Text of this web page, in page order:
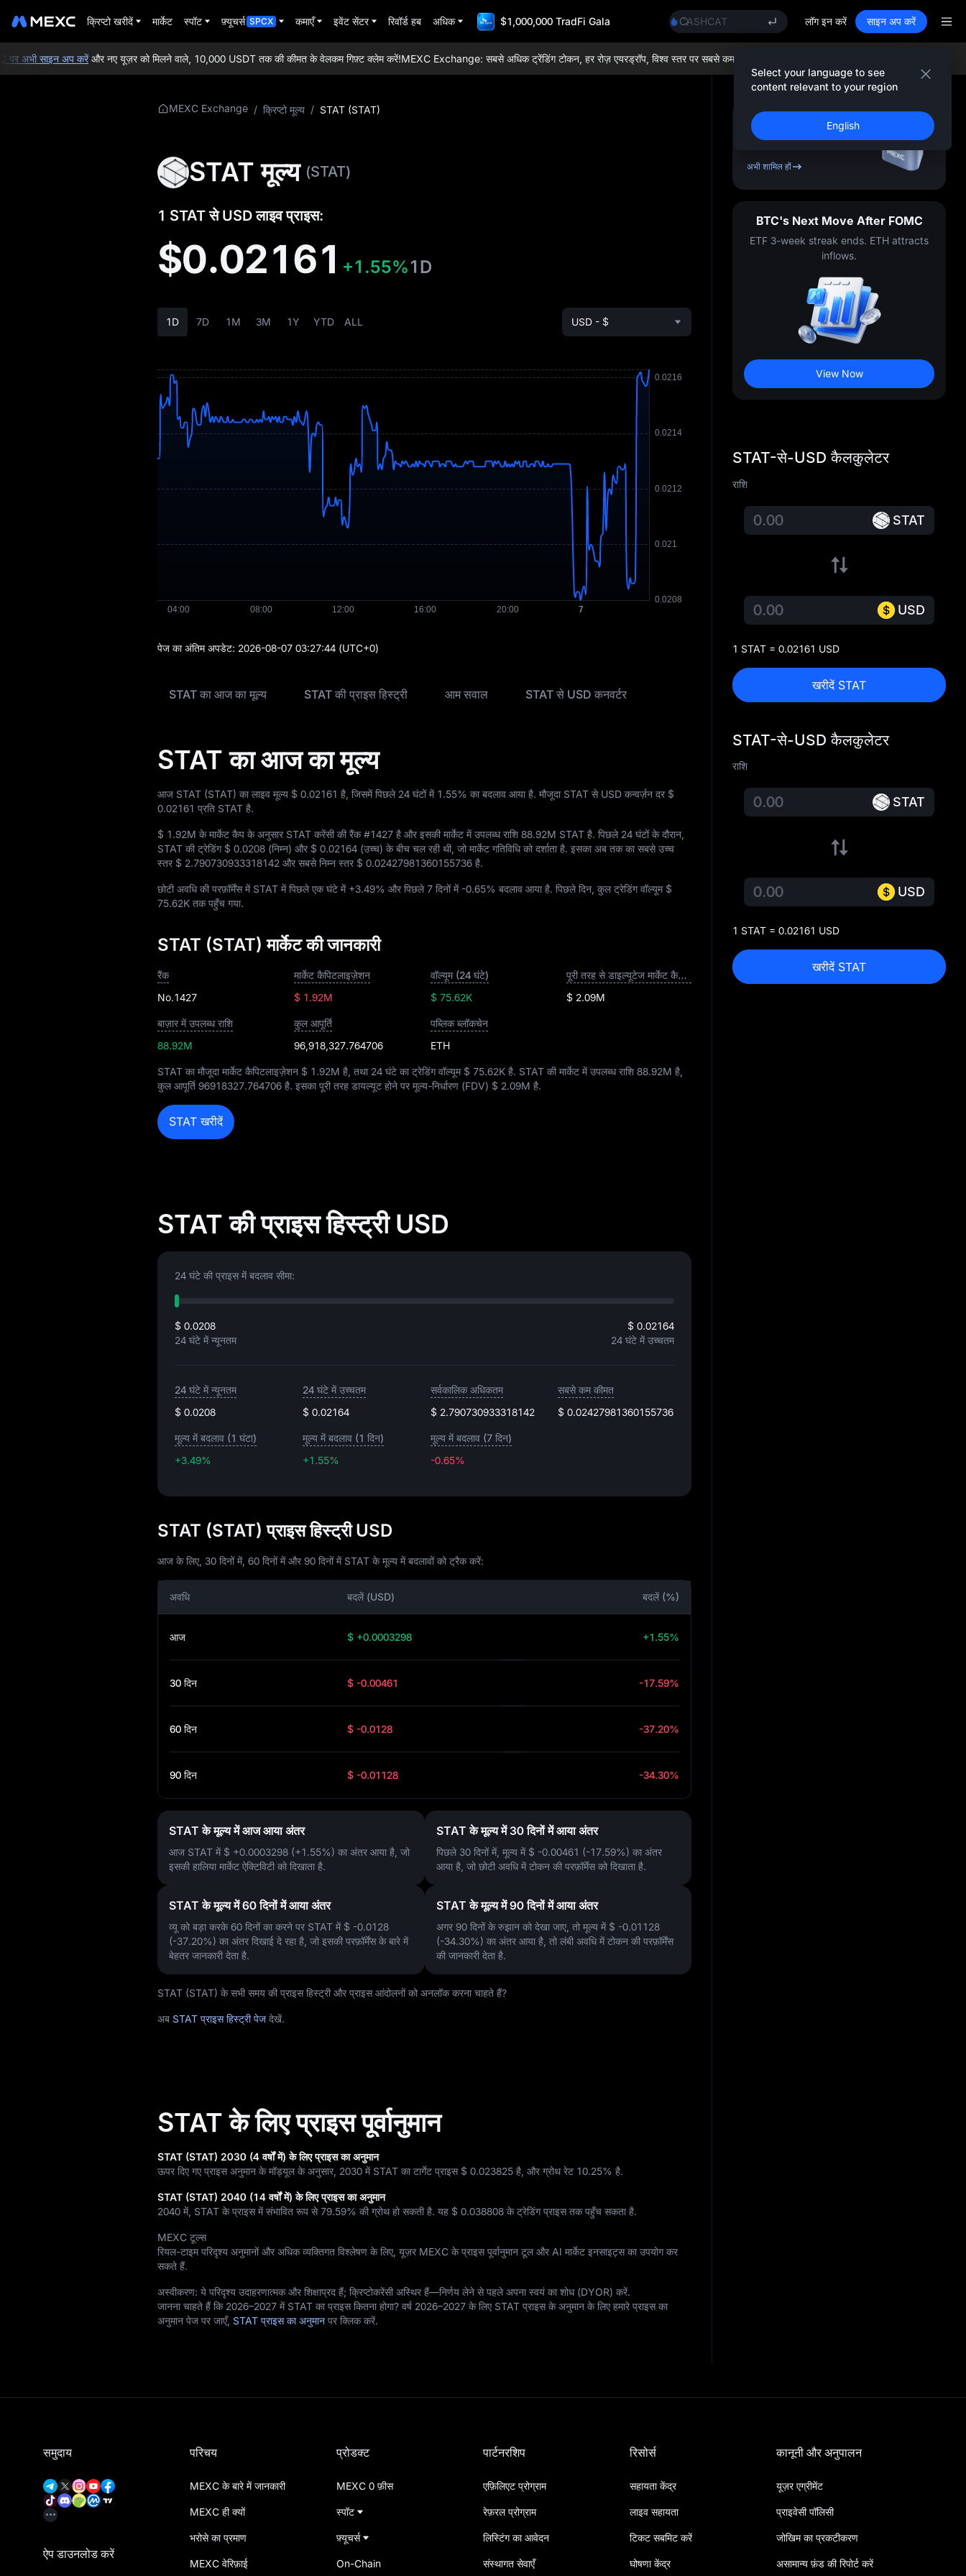
क्रिप्टो खरीदें मार्केट स्पॉट फ़्यूचर्स SPCX कमाएँ इवेंट सेंटर रिवॉर्ड हब अधिक $1,000,000 TradFi Gala
CASHCAT
HFT
UNITREE
Unitree Future Now Live
Unitree Future Now Live
लॉग इन करें साइन अप करें
Select your language to see
content relevant to your region
English
अभी साइन अप करेंऔर नए यूज़र को मिलने वाले, 10,000 USDT तक की कीमत के वेलकम गिफ़्ट क्लेम करें!MEXC Exchange: सबसे अधिक ट्रेंडिंग टोकन, हर रोज़ एयरड्रॉप, विश्व स्तर पर सबसे कम ट्रेडिंग फ़ीस और व्यापक लिक्विडिटी का आनंद लें!
MEXC Exchange / क्रिप्टो मूल्य / STAT (STAT)
STAT मूल्य (STAT)
1 STAT से USD लाइव प्राइस:
$0.02161 +1.55%1D
1D 7D 1M 3M 1Y YTD ALL USD - $
पेज का अंतिम अपडेट: 2026-08-07 03:27:44 (UTC+0)
STAT का आज का मूल्य STAT की प्राइस हिस्ट्री आम सवाल STAT से USD कनवर्टर
STAT का आज का मूल्य
आज STAT (STAT) का लाइव मूल्य $ 0.02161 है, जिसमें पिछले 24 घंटों में 1.55% का बदलाव आया है. मौजूदा STAT से USD कन्वर्ज़न दर $
0.02161 प्रति STAT है.
$ 1.92M के मार्केट कैप के अनुसार STAT करेंसी की रैंक#1427 है और इसकी मार्केट में उपलब्ध राशि 88.92M STAT है. पिछले 24 घंटों के दौरान,
STAT की ट्रेडिंग $ 0.0208 (निम्न) और $ 0.02164 (उच्च) के बीच चल रही थी, जो मार्केट गतिविधि को दर्शाता है. इसका अब तक का सबसे उच्च
स्तर $ 2.790730933318142 और सबसे निम्न स्तर $ 0.02427981360155736 है.
छोटी अवधि की परफ़ॉर्मेंस में STAT में पिछले एक घंटे में +3.49% और पिछले 7 दिनों में -0.65% बदलाव आया है. पिछले दिन, कुल ट्रेडिंग वॉल्यूम $
75.62K तक पहुँच गया.
STAT (STAT) मार्केट की जानकारी
रैंक
No.1427
मार्केट कैपिटलाइज़ेशन
$ 1.92M
वॉल्यूम (24 घंटे)
$ 75.62K
पूरी तरह से डाइल्यूटेज मार्केट कैपिटलाइज़ेशन
$ 2.09M
बाज़ार में उपलब्ध राशि
88.92M
कुल आपूर्ति
96,918,327.764706
पब्लिक ब्लॉकचेन
ETH
STAT का मौजूदा मार्केट कैपिटलाइज़ेशन $ 1.92M है, तथा 24 घंटे का ट्रेडिंग वॉल्यूम $ 75.62K है. STAT की मार्केट में उपलब्ध राशि 88.92M है,
कुल आपूर्ति 96918327.764706 है. इसका पूरी तरह डायल्यूट होने पर मूल्य-निर्धारण (FDV) $ 2.09M है.
STAT खरीदें
STAT की प्राइस हिस्ट्री USD
24 घंटे की प्राइस में बदलाव सीमा:
$ 0.0208
24 घंटे में न्यूनतम
$ 0.02164
24 घंटे में उच्चतम
24 घंटे में न्यूनतम
$ 0.0208
24 घंटे में उच्चतम
$ 0.02164
सर्वकालिक अधिकतम
$ 2.790730933318142
सबसे कम कीमत
$ 0.02427981360155736
मूल्य में बदलाव (1 घंटा)
+3.49%
मूल्य में बदलाव (1 दिन)
+1.55%
मूल्य में बदलाव (7 दिन)
-0.65%
STAT (STAT) प्राइस हिस्ट्री USD
आज के लिए, 30 दिनों में, 60 दिनों में और 90 दिनों में STAT के मूल्य में बदलावों को ट्रैक करें:
अवधि बदलें (USD) बदलें (%)
आज $ +0.0003298 +1.55%
30 दिन $ -0.00461 -17.59%
60 दिन $ -0.0128 -37.20%
90 दिन $ -0.01128 -34.30%
STAT के मूल्य में आज आया अंतर
आज STAT में $ +0.0003298 (+1.55%) का अंतर आया है, जो
इसकी हालिया मार्केट ऐक्टिविटी को दिखाता है.
STAT के मूल्य में 30 दिनों में आया अंतर
पिछले 30 दिनों में, मूल्य में $ -0.00461 (-17.59%) का अंतर
आया है, जो छोटी अवधि में टोकन की परफ़ॉर्मेस को दिखाता है.
STAT के मूल्य में 60 दिनों में आया अंतर
व्यू को बड़ा करके 60 दिनों का करने पर STAT में $ -0.0128
(-37.20%) का अंतर दिखाई दे रहा है, जो इसकी परफ़ॉर्मेंस के बारे में
बेहतर जानकारी देता है.
STAT के मूल्य में 90 दिनों में आया अंतर
अगर 90 दिनों के रुझान को देखा जाए, तो मूल्य में $ -0.01128
(-34.30%) का अंतर आया है, तो लंबी अवधि में टोकन की परफ़ॉर्मेंस
की जानकारी देता है.
STAT (STAT) के सभी समय की प्राइस हिस्ट्री और प्राइस आंदोलनों को अनलॉक करना चाहते हैं?
अब STAT प्राइस हिस्ट्री पेज देखें.
STAT के लिए प्राइस पूर्वानुमान
STAT (STAT) 2030 (4 वर्षों में) के लिए प्राइस का अनुमान
ऊपर दिए गए प्राइस अनुमान के मॉड्यूल के अनुसार, 2030 में STAT का टार्गेट प्राइस $ 0.023825 है, और ग्रोथ रेट 10.25% है.
STAT (STAT) 2040 (14 वर्षों में) के लिए प्राइस का अनुमान
2040 में, STAT के प्राइस में संभावित रूप से79.59% की ग्रोथ हो सकती है. यह $ 0.038808 के ट्रेडिंग प्राइस तक पहुँच सकता है.
MEXC टूल्स
रियल-टाइम परिदृश्य अनुमानों और अधिक व्यक्तिगत विश्लेषण के लिए, यूज़र MEXC के प्राइस पूर्वानुमान टूल और AI मार्केट इनसाइट्स का उपयोग कर
सकते हैं.
अस्वीकरण: ये परिदृश्य उदाहरणात्मक और शिक्षाप्रद हैं; क्रिप्टोकरेंसी अस्थिर हैं—निर्णय लेने से पहले अपना स्वयं का शोध (DYOR) करें.
जानना चाहते हैं कि 2026–2027 में STAT का प्राइस कितना होगा? वर्ष 2026–2027 के लिए STAT प्राइस के अनुमान के लिए हमारे प्राइस का
अनुमान पेज पर जाएँ, STAT प्राइस का अनुमान पर क्लिक करें.
साइन अप करें और
10,000
USDT तक का बोनस पाएँ
अभी शामिल हों
BTC's Next Move After FOMC
ETF 3-week streak ends. ETH attracts
inflows.
View Now
STAT-से-USD कैलकुलेटर
राशि
STAT
USD
1 STAT = 0.02161 USD
खरीदें STAT
STAT-से-USD कैलकुलेटर
राशि
STAT
USD
1 STAT = 0.02161 USD
खरीदें STAT
समुदाय
ऐप डाउनलोड करें
परिचय
MEXC के बारे में जानकारी
MEXC ही क्यों
भरोसे का प्रमाण
MEXC वेरिफ़ाई
प्रोडक्ट
MEXC 0 फ़ीस
स्पॉट
फ़्यूचर्स
On-Chain
पार्टनरशिप
एफ़िलिएट प्रोग्राम
रेफ़रल प्रोग्राम
लिस्टिंग का आवेदन
संस्थागत सेवाएँ
रिसोर्स
सहायता केंद्र
लाइव सहायता
टिकट सबमिट करें
घोषणा केंद्र
कानूनी और अनुपालन
यूज़र एग्रीमेंट
प्राइवेसी पॉलिसी
जोखिम का प्रकटीकरण
असामान्य फ़ंड की रिपोर्ट करें